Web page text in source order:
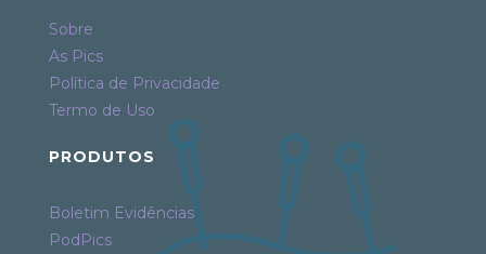
Sobre
As Pics
Política de Privacidade
Termo de Uso
PRODUTOS
Boletim Evidências
PodPics